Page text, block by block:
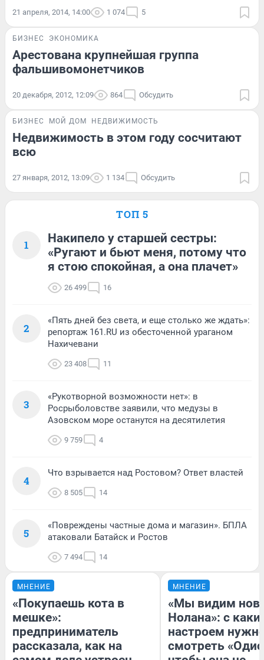
21 апреля, 2014, 14:00 1 074 5
БИЗНЕС ЭКОНОМИКА
Арестована крупнейшая группа
фальшивомонетчиков
20 декабря, 2012, 12:09 864 Обсудить
БИЗНЕС МОЙ ДОМ НЕДВИЖИМОСТЬ
Недвижимость в этом году сосчитают
всю
27 января, 2012, 13:09 1 134 Обсудить
ТОП 5
1
Накипело у старшей сестры:
«Ругают и бьют меня, потому что
я стою спокойная, а она плачет»
26 499 16
2
«Пять дней без света, и еще столько же ждать»:
репортаж 161.RU из обесточенной ураганом
Нахичевани
23 408 11
3
«Рукотворной возможности нет»: в
Росрыболовстве заявили, что медузы в
Азовском море останутся на десятилетия
9 759 4
4
Что взрывается над Ростовом? Ответ властей
8 505 14
5
«Повреждены частные дома и магазин». БПЛА
атаковали Батайск и Ростов
7 494 14
МНЕНИЕ
«Покупаешь кота в
мешке»:
предприниматель
рассказала, как на
МНЕНИЕ
«Мы видим
Нолана»: с
настроем
смотреть